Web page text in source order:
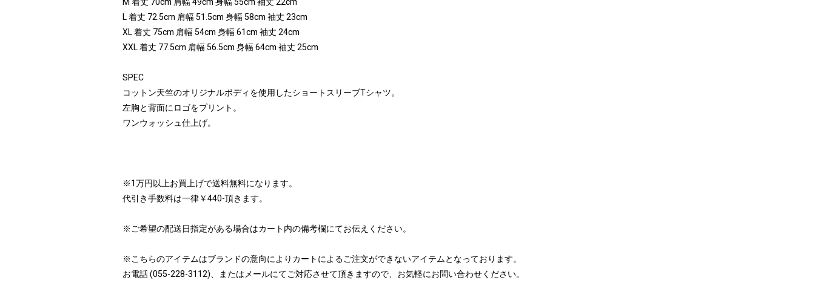
L 着丈 72.5cm 肩幅 51.5cm 身幅 58cm 袖丈 23cm
XL 着丈 75cm 肩幅 54cm 身幅 61cm 袖丈 24cm
XXL 着丈 77.5cm 肩幅 56.5cm 身幅 64cm 袖丈 25cm
SPEC
コットン天竺のオリジナルボディを使用したショートスリーブTシャツ。
左胸と背面にロゴをプリント。
ワンウォッシュ仕上げ。
※1万円以上お買上げで送料無料になります。
代引き手数料は一律￥440-頂きます。
※ご希望の配送日指定がある場合はカート内の備考欄にてお伝えください。
※こちらのアイテムはブランドの意向によりカートによるご注文ができないアイテムとなっております。
お電話 (055-228-3112)、またはメールにてご対応させて頂きますので、お気軽にお問い合わせください。